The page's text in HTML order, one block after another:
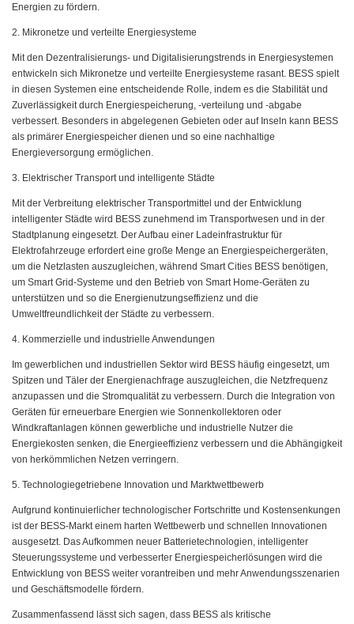
Energien zu fördern.
2. Mikronetze und verteilte Energiesysteme
Mit den Dezentralisierungs- und Digitalisierungstrends in Energiesystemen
entwickeln sich Mikronetze und verteilte Energiesysteme rasant. BESS spielt
in diesen Systemen eine entscheidende Rolle, indem es die Stabilität und
Zuverlässigkeit durch Energiespeicherung, -verteilung und -abgabe
verbessert. Besonders in abgelegenen Gebieten oder auf Inseln kann BESS
als primärer Energiespeicher dienen und so eine nachhaltige
Energieversorgung ermöglichen.
3. Elektrischer Transport und intelligente Städte
Mit der Verbreitung elektrischer Transportmittel und der Entwicklung
intelligenter Städte wird BESS zunehmend im Transportwesen und in der
Stadtplanung eingesetzt. Der Aufbau einer Ladeinfrastruktur für
Elektrofahrzeuge erfordert eine große Menge an Energiespeichergeräten,
um die Netzlasten auszugleichen, während Smart Cities BESS benötigen,
um Smart Grid-Systeme und den Betrieb von Smart Home-Geräten zu
unterstützen und so die Energienutzungseffizienz und die
Umweltfreundlichkeit der Städte zu verbessern.
4. Kommerzielle und industrielle Anwendungen
Im gewerblichen und industriellen Sektor wird BESS häufig eingesetzt, um
Spitzen und Täler der Energienachfrage auszugleichen, die Netzfrequenz
anzupassen und die Stromqualität zu verbessern. Durch die Integration von
Geräten für erneuerbare Energien wie Sonnenkollektoren oder
Windkraftanlagen können gewerbliche und industrielle Nutzer die
Energiekosten senken, die Energieeffizienz verbessern und die Abhängigkeit
von herkömmlichen Netzen verringern.
5. Technologiegetriebene Innovation und Marktwettbewerb
Aufgrund kontinuierlicher technologischer Fortschritte und Kostensenkungen
ist der BESS-Markt einem harten Wettbewerb und schnellen Innovationen
ausgesetzt. Das Aufkommen neuer Batterietechnologien, intelligenter
Steuerungssysteme und verbesserter Energiespeicherlösungen wird die
Entwicklung von BESS weiter vorantreiben und mehr Anwendungsszenarien
und Geschäftsmodelle fördern.
Zusammenfassend lässt sich sagen, dass BESS als kritische